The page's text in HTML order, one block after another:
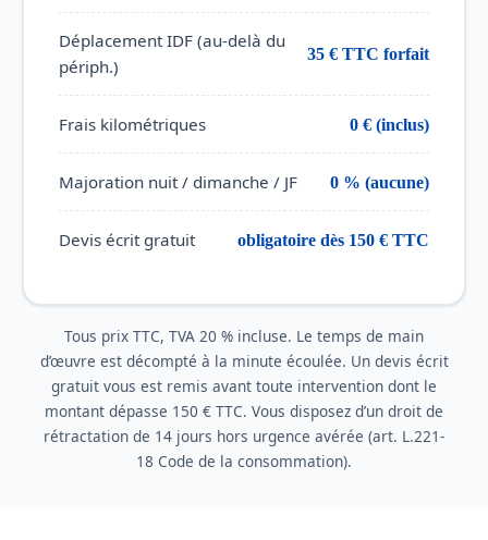
Déplacement IDF (au-delà du
périph.)
35 € TTC forfait
Frais kilométriques 0 € (inclus)
Majoration nuit / dimanche / JF 0 % (aucune)
Devis écrit gratuit obligatoire dès 150 € TTC
Tous prix TTC, TVA 20 % incluse. Le temps de main
d’œuvre est décompté à la minute écoulée. Un devis écrit
gratuit vous est remis avant toute intervention dont le
montant dépasse 150 € TTC. Vous disposez d’un droit de
rétractation de 14 jours hors urgence avérée (art. L.221-
18 Code de la consommation).